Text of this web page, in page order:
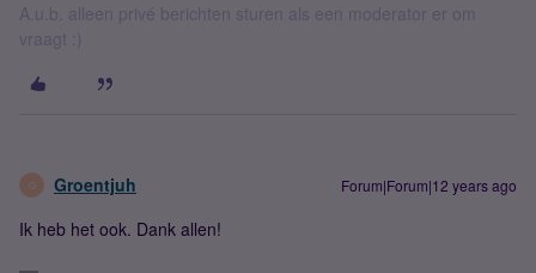
A.u.b. alleen privé berichten sturen als een moderator er om
vraagt :)
G Groentjuh Forum|Forum|12 years ago
Ik heb het ook. Dank allen!